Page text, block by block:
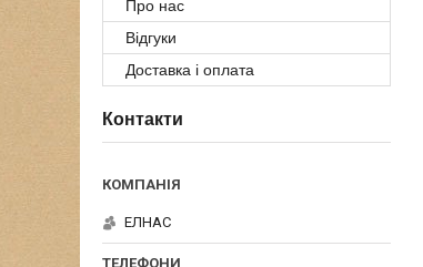
Про нас
Відгуки
Доставка і оплата
Контакти
ЕЛНАС